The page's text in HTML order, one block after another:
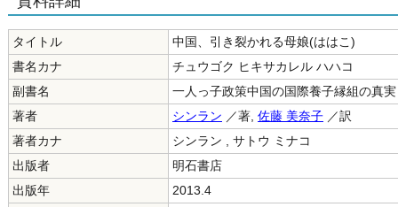
タイトル
中国、引き裂かれる母娘(ははこ)
書名カナ
チュウゴク ヒキサカレル ハハコ
副書名
一人っ子政策中国の国際養子縁組の真実
著者
シンラン ／著, 佐藤 美奈子 ／訳
著者カナ
シンラン , サトウ ミナコ
出版者
明石書店
出版年
2013.4